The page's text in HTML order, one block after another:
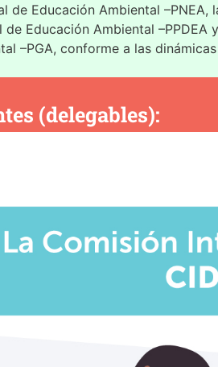
de Educación Ambiental –PNEA,
de Educación Ambiental –PPDEA
–PGA, conforme a las
(delegables):